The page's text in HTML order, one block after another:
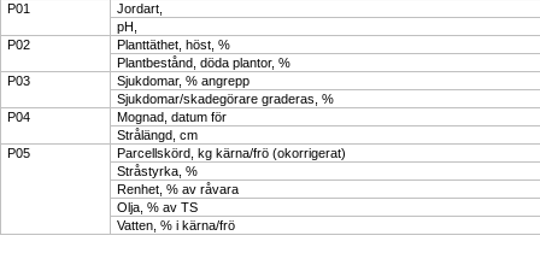
P01
Jordart,
pH,
P02
Planttäthet, höst, %
Plantbestånd, döda plantor, %
P03
Sjukdomar, % angrepp
Sjukdomar/skadegörare graderas, %
P04
Mognad, datum för
Strålängd, cm
P05
Parcellskörd, kg kärna/frö (okorrigerat)
Stråstyrka, %
Renhet, % av råvara
Olja, % av TS
Vatten, % i kärna/frö